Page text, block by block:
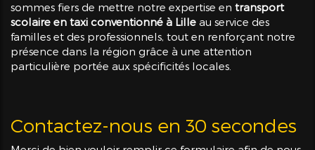
sommes fiers de mettre notre expertise en transport
scolaire en taxi conventionné à Lille au service des
familles et des professionnels, tout en renforçant notre
présence dans la région grâce à une attention
particulière portée aux spécificités locales.
Contactez-nous en 30 secondes